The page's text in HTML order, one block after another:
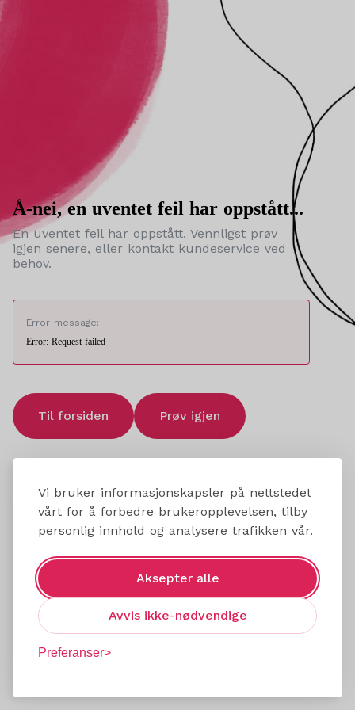
Vi bruker informasjonskapsler på nettstedet
vårt for å forbedre brukeropplevelsen, tilby
personlig innhold og analysere trafikken vår.
Aksepter alle
Avvis ikke-nødvendige
Preferanser
Å-nei, en uventet feil har oppstått...
En uventet feil har oppstått. Vennligst prøv
igjen senere, eller kontakt kundeservice ved
behov.
Error message:
Error: Request failed
Til forsiden Prøv igjen